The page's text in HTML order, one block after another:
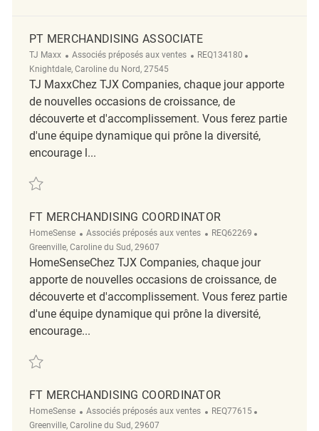
PT MERCHANDISING ASSOCIATE
TJ Maxx Catégorie
Associés préposés aux ventes ReqId
REQ134180
Knightdale, Caroline du Nord, 27545
TJ MaxxChez TJX Companies, chaque jour apporte
de nouvelles occasions de croissance, de
découverte et d'accomplissement. Vous ferez partie
d'une équipe dynamique qui prône la diversité,
encourage l...
Sauvegarder PT Merchandising Associate REQ134180
FT MERCHANDISING COORDINATOR
HomeSense Catégorie
Associés préposés aux ventes ReqId
REQ62269
Greenville, Caroline du Sud, 29607
HomeSenseChez TJX Companies, chaque jour
apporte de nouvelles occasions de croissance, de
découverte et d'accomplissement. Vous ferez partie
d'une équipe dynamique qui prône la diversité,
encourage...
Sauvegarder FT Merchandising Coordinator REQ62269
FT MERCHANDISING COORDINATOR
HomeSense Catégorie
Associés préposés aux ventes ReqId
REQ77615
Greenville, Caroline du Sud, 29607